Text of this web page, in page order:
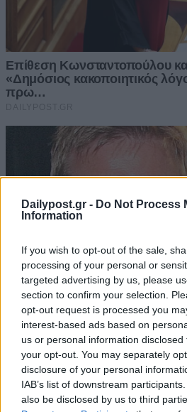
Dailypost.gr - Do Not Process
Information
If you wish to opt-out of the sale,
processing of your personal or
targeted advertising by us, please
section to confirm your selection.
opt-out request is processed you
interest-based ads based on
us or personal information
your opt-out. You may separately
disclosure of your personal
IAB’s list of downstream
also be disclosed by us to third